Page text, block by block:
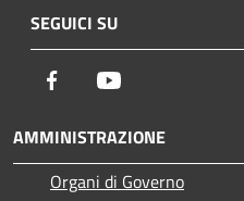
SEGUICI SU
Facebook
AMMINISTRAZIONE
Organi di Governo